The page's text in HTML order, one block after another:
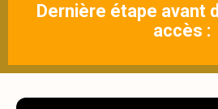
Dernière étape avant
accès :